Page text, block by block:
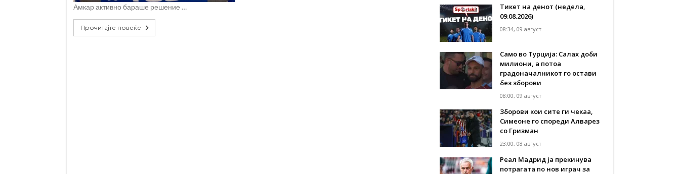
Амкар активно бараше решение …
Прочитајте повеќе
Тикет на денот (недела,
09.08.2026)
08:34, 09 август
Само во Турција: Салах доби
милиони, а потоа
градоначалникот го остави
без зборови
08:00, 09 август
Зборови кои сите ги чекаа,
Симеоне го спореди Алварез
со Гризман
23:00, 08 август
Реал Мадрид ја прекинува
потрагата по нов играч за